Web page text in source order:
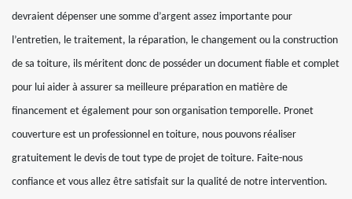
devraient dépenser une somme d’argent assez importante pour
l’entretien, le traitement, la réparation, le changement ou la construction
de sa toiture, ils méritent donc de posséder un document fiable et complet
pour lui aider à assurer sa meilleure préparation en matière de
financement et également pour son organisation temporelle. Pronet
couverture est un professionnel en toiture, nous pouvons réaliser
gratuitement le devis de tout type de projet de toiture. Faite-nous
confiance et vous allez être satisfait sur la qualité de notre intervention.